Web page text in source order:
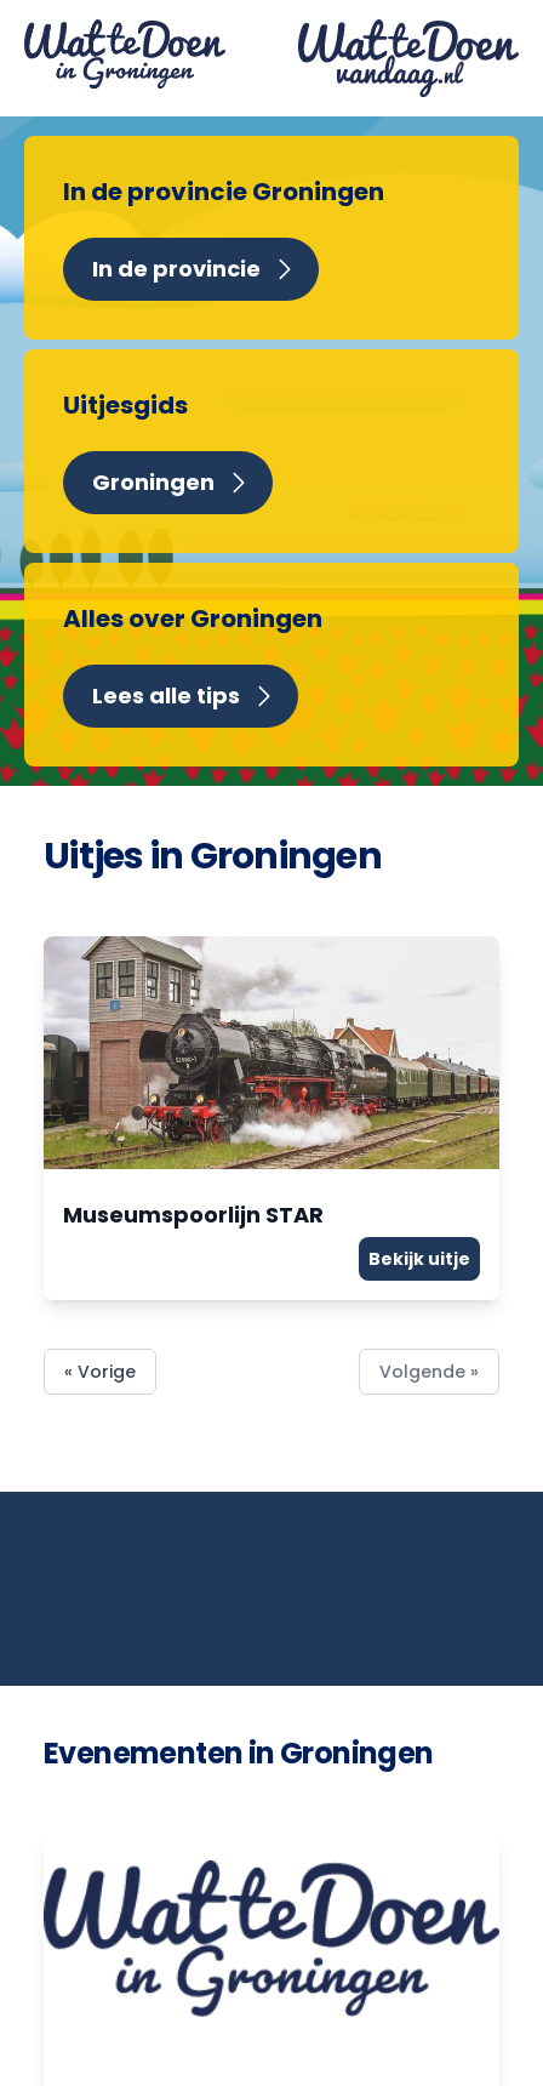
In de provincie Groningen
In de provincie
Uitjesgids
Groningen
Alles over Groningen
Lees alle tips
Uitjes in Groningen
Museumspoorlijn STAR
Bekijk uitje
« Vorige Volgende »
Evenementen in Groningen